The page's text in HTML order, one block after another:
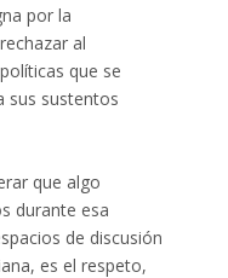
por la
al
que se
sus sustentos
que algo
durante esa
de discusión
es el respeto,